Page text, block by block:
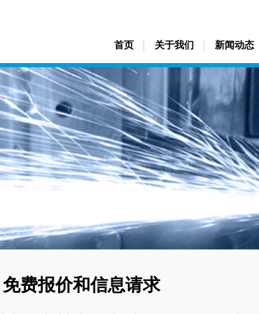
首页 关于我们 新闻动态
免费报价和信息请求